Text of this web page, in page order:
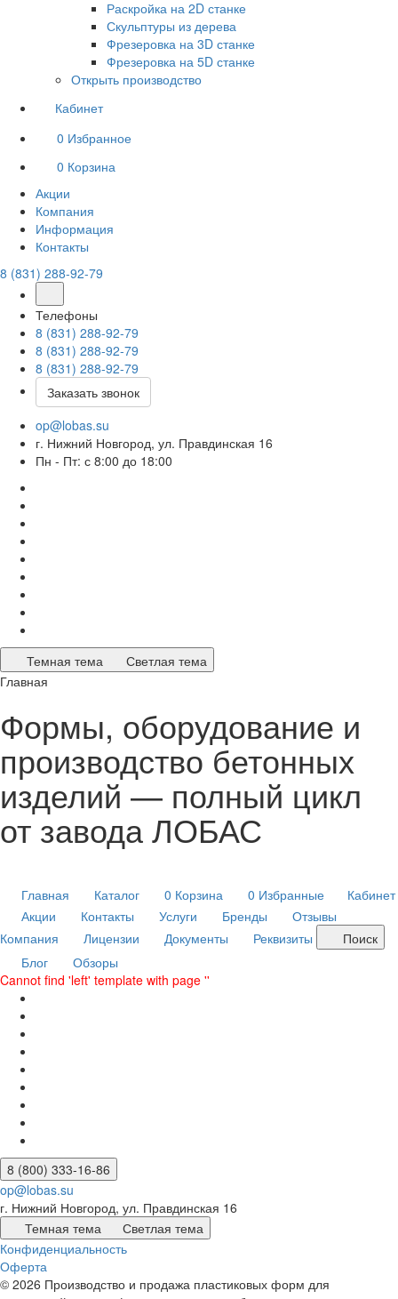
Раскройка на 2D станке
Скульптуры из дерева
Фрезеровка на 3D станке
Фрезеровка на 5D станке
Открыть производство
Кабинет
0 Избранное
0 Корзина
Акции
Компания
Информация
Контакты
8 (831) 288-92-79
Телефоны
8 (831) 288-92-79
8 (831) 288-92-79
8 (831) 288-92-79
Заказать звонок
op@lobas.su
г. Нижний Новгород, ул. Правдинская 16
Пн - Пт: с 8:00 до 18:00
Темная тема
Светлая тема
Главная
Формы, оборудование и
производство бетонных
изделий — полный цикл
от завода ЛОБАС
Главная Каталог 0 Корзина 0 Избранные
Кабинет
Акции
Контакты Услуги Бренды
Отзывы
Компания
Лицензии Документы Реквизиты
Поиск
Блог
Обзоры
Cannot find 'left' template with page ''
8 (800) 333-16-86
op@lobas.su
г. Нижний Новгород, ул. Правдинская 16
Темная тема
Светлая тема
Конфиденциальность
Оферта
© 2026 Производство и продажа пластиковых форм для